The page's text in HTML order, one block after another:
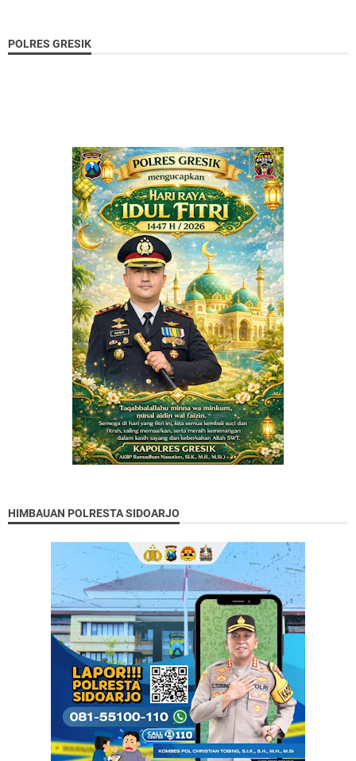
POLRES GRESIK
HIMBAUAN POLRESTA SIDOARJO